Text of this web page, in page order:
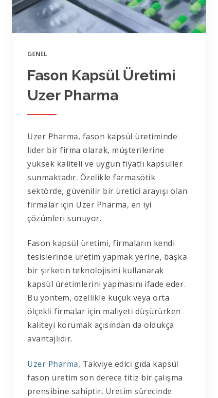
GENEL
Fason Kapsül Üretimi
Uzer Pharma
Uzer Pharma, fason kapsül üretiminde
lider bir firma olarak, müşterilerine
yüksek kaliteli ve uygun fiyatlı kapsüller
sunmaktadır. Özelikle farmasötik
sektörde, güvenilir bir üretici arayışı olan
firmalar için Uzer Pharma, en iyi
çözümleri sunuyor.
Fason kapsül üretimi, firmaların kendi
tesislerinde üretim yapmak yerine, başka
bir şirketin teknolojisini kullanarak
kapsül üretimlerini yapmasını ifade eder.
Bu yöntem, özellikle küçük veya orta
ölçekli firmalar için maliyeti düşürürken
kaliteyi korumak açısından da oldukça
avantajlıdır.
Uzer Pharma, Takviye edici gıda kapsül
fason üretim son derece titiz bir çalışma
prensibine sahiptir. Üretim sürecinde